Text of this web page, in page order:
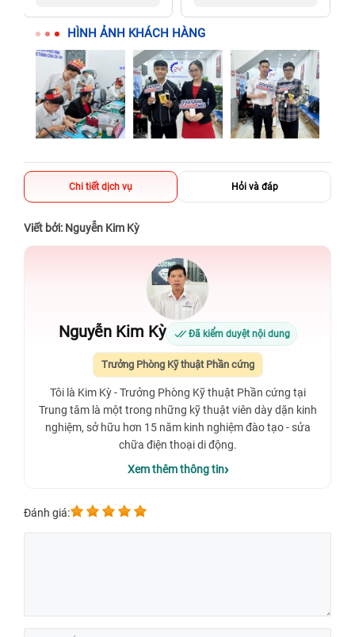
HÌNH ẢNH KHÁCH HÀNG
Chi tiết dịch vụ Hỏi và đáp
Viết bởi: Nguyễn Kim Kỳ
Nguyễn Kim Kỳ Đã kiểm duyệt nội dung
Trưởng Phòng Kỹ thuật Phần cứng
Tôi là Kim Kỳ - Trưởng Phòng Kỹ thuật Phần cứng tại
Trung tâm là một trong những kỹ thuật viên dày dặn kinh
nghiệm, sở hữu hơn 15 năm kinh nghiệm đào tạo - sửa
chữa điện thoại di động.
Xem thêm thông tin
Đánh giá: